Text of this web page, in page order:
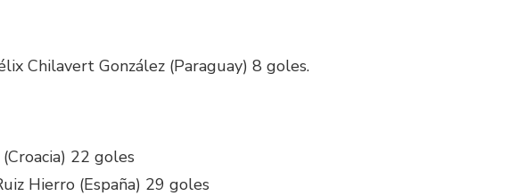
Chilavert González (Paraguay) 8 goles.
22 goles
Hierro (España) 29 goles